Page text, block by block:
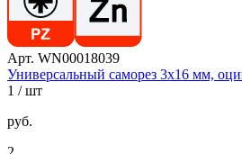
Арт. WN00018039
Универсальный саморез 3х16 мм,
1 / шт
руб.